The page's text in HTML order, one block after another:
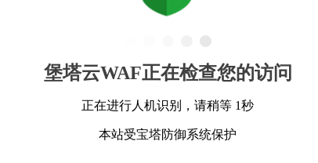
堡塔云WAF正在检查您的访问
正在进行人机识别，请稍等 1秒
本站受宝塔防御系统保护